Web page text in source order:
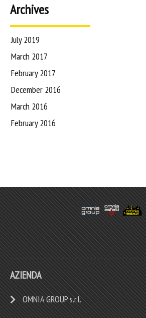
Archives
July 2019
March 2017
February 2017
December 2016
March 2016
February 2016
AZIENDA
OMNIA GROUP s.r.l.